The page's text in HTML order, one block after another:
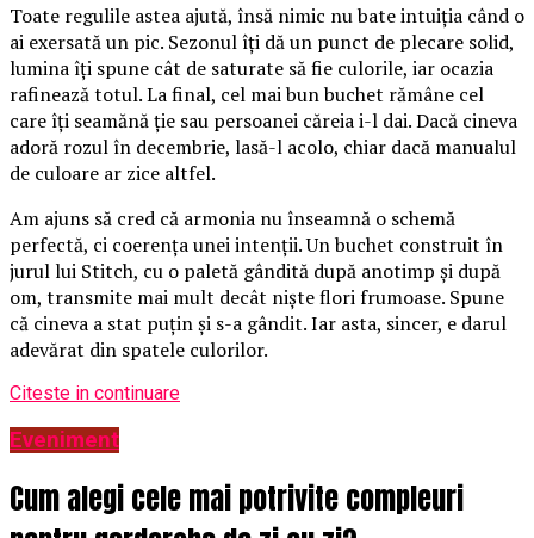
Toate regulile astea ajută, însă nimic nu bate intuiția când o
ai exersată un pic. Sezonul îți dă un punct de plecare solid,
lumina îți spune cât de saturate să fie culorile, iar ocazia
rafinează totul. La final, cel mai bun buchet rămâne cel
care îți seamănă ție sau persoanei căreia i-l dai. Dacă cineva
adoră rozul în decembrie, lasă-l acolo, chiar dacă manualul
de culoare ar zice altfel.
Am ajuns să cred că armonia nu înseamnă o schemă
perfectă, ci coerența unei intenții. Un buchet construit în
jurul lui Stitch, cu o paletă gândită după anotimp și după
om, transmite mai mult decât niște flori frumoase. Spune
că cineva a stat puțin și s-a gândit. Iar asta, sincer, e darul
adevărat din spatele culorilor.
Citeste in continuare
Eveniment
Cum alegi cele mai potrivite compleuri